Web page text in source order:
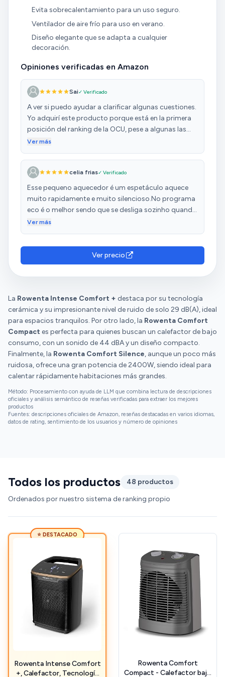
Evita sobrecalentamiento para un uso seguro.
Ventilador de aire frío para uso en verano.
Diseño elegante que se adapta a cualquier
decoración.
Opiniones verificadas en Amazon
Sai✓ Verificado
A ver si puedo ayudar a clarificar algunas cuestiones.
Yo adquirí este producto porque está en la primera
posición del ranking de la OCU, pese a algunas las
opiniones negativas que leí sobre el mismo. El precio
eso está claro...yo he tenido un calefactor de 20eur
que me ha durado 6 años y no ha ido mal (eso sí, la
rejilla delantera acabó con quemaduras y el último
invierno olía a chamusquina, por eso decidí
cambiarlo). Yo lo quería para el baño y, con un niño
primera vez que lo conecté estuvo oliendo a plástico
supersilencioso. Se ve que tiene un sensor provoca el
apagado del aparato cuando detecta que la
temperatura se ha alcanzado y me parece
estupendo. Una de las veces que se paró yo quería
que siguiera calentando, subí el termostato un poco
y volvió a arrancar...listo. Me parece una
funcionalidad muy práctica. Tiene un cable (1.8m)
más largo de lo habitual (1.5m). Me llega de sobra al
parte superior están protegidos con una tapa
transparente para protegerlo de salpicaduras. Y, por
último, tiene un diseño muy bonito. Es pronto para
Ver más
celia frias✓ Verificado
Esse pequeno aquecedor é um espetáculo aquece
muito rapidamente e muito silencioso.No programa
eco é o melhor sendo que se desliga sozinho quando
atinge uma certa temperatura.Otimo para casa de
Ver más
Ver precio
La Rowenta Intense Comfort + destaca por su tecnología
cerámica y su impresionante nivel de ruido de solo 29 dB(A), ideal
para espacios tranquilos. Por otro lado, la Rowenta Comfort
Compact es perfecta para quienes buscan un calefactor de bajo
consumo, con un sonido de 44 dBA y un diseño compacto.
Finalmente, la Rowenta Comfort Silence, aunque un poco más
ruidosa, ofrece una gran potencia de 2400W, siendo ideal para
calentar rápidamente habitaciones más grandes.
Método: Procesamiento con ayuda de LLM que combina lectura de descripciones
oficiales y análisis semántico de reseñas verificadas para extraer los mejores
productos
Fuentes: descripciones oficiales de Amazon, reseñas destacadas en varios idiomas,
datos de rating, sentimiento de los usuarios y número de opiniones
Todos los productos
48 productos
Ordenados por nuestro sistema de ranking propio
⭐ DESTACADO
Rowenta Intense Comfort
+, Calefactor, Tecnología
Rowenta Comfort
Compact - Calefactor bajo